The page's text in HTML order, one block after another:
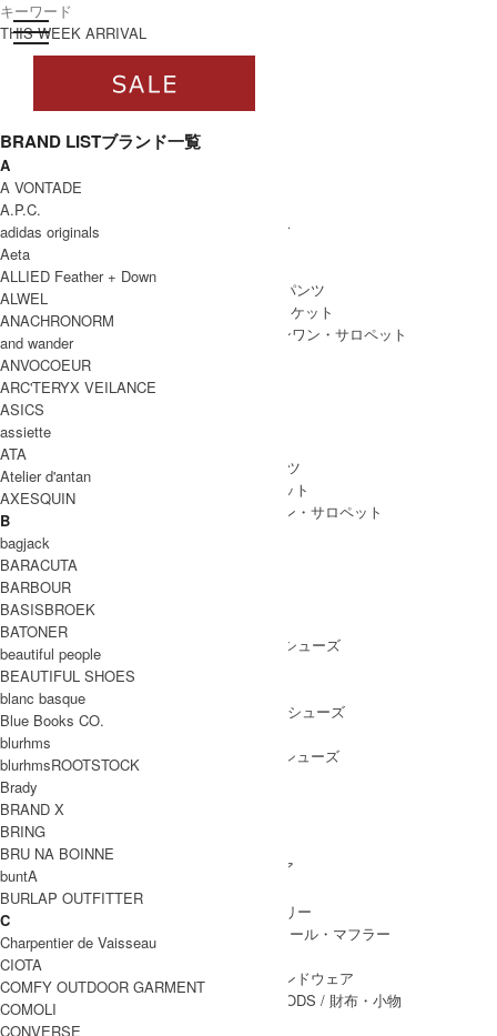
toggle navigation
ログイン
すべて
WOMEN
WOMEN ALL ITEM
/ ワンピース
SKIRT
BOTTOMS
/ ボトムス・パンツ
/ アウター・ジャケット
/ オールインワン・サロペット
MEN
MEN ALL ITEM
/ ボトムス・パンツ
/ アウター・ジャケット
/ オールインワン・サロペット
SHOES
SHOES ALL ITEM
/ ドレスシューズ
BOOTS
PUMPS
/ バレエシューズ
OTHER SHOES
/ その他シューズ
GOODS
GOODS ALL ITEM
/ 帽子・ヘッドウェア
BAG
ACCESSARY
/ アクセサリー
/ ストール・マフラー
LEG WEAR
HAND WEAR
/ 手袋・ハンドウェア
WALLET&GENERAL GOODS / 財布・小物
THIS WEEK ARRIVAL
BRAND LISTブランド一覧
A
A VONTADE
A.P.C.
adidas originals
Aeta
ALLIED Feather + Down
ALWEL
ANACHRONORM
and wander
ANVOCOEUR
ARC'TERYX VEILANCE
ASICS
assiette
ATA
Atelier d'antan
AXESQUIN
B
bagjack
BARACUTA
BARBOUR
BASISBROEK
BATONER
beautiful people
BEAUTIFUL SHOES
blanc basque
Blue Books CO.
blurhms
blurhmsROOTSTOCK
Brady
BRAND X
BRING
BRU NA BOINNE
buntA
BURLAP OUTFITTER
C
Charpentier de Vaisseau
CIOTA
COMFY OUTDOOR GARMENT
COMOLI
CONVERSE